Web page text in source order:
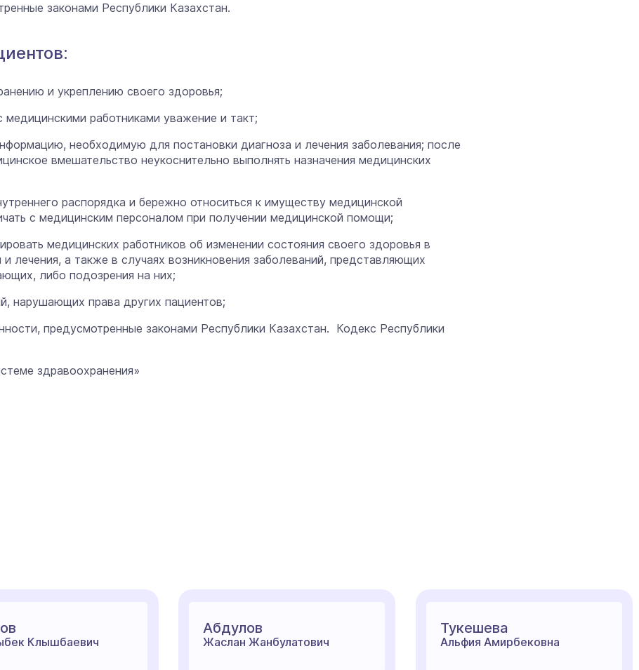
законами Республики Казахстан.
и укреплению своего здоровья;
медицинскими работниками уважение и такт;
необходимую для постановки диагноза и лечения заболевания; после
вмешательство неукоснительно выполнять назначения медицинских
распорядка и бережно относиться к имуществу медицинской
с медицинским персоналом при получении медицинской помощи;
медицинских работников об изменении состояния своего здоровья в
и лечения, а также в случаях возникновения заболеваний, представляющих
либо подозрения на них;
нарушающих права других пациентов;
предусмотренные законами Республики Казахстан. Кодекс Республики
здравоохранения»
Клышбаевич
Абдулов
Жаслан Жанбулатович
Тукешева
Альфия Амирбековна